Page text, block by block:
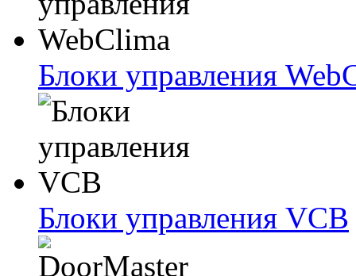
Блоки упрaвлeния
Блоки упрaвлeния VCB